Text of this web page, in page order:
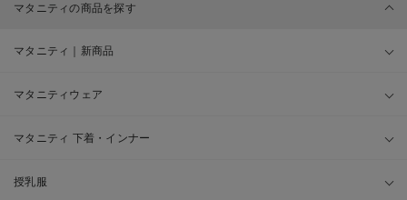
マタニティの商品を探す
マタニティ｜新商品
マタニティウェア
マタニティ 下着・インナー
授乳服